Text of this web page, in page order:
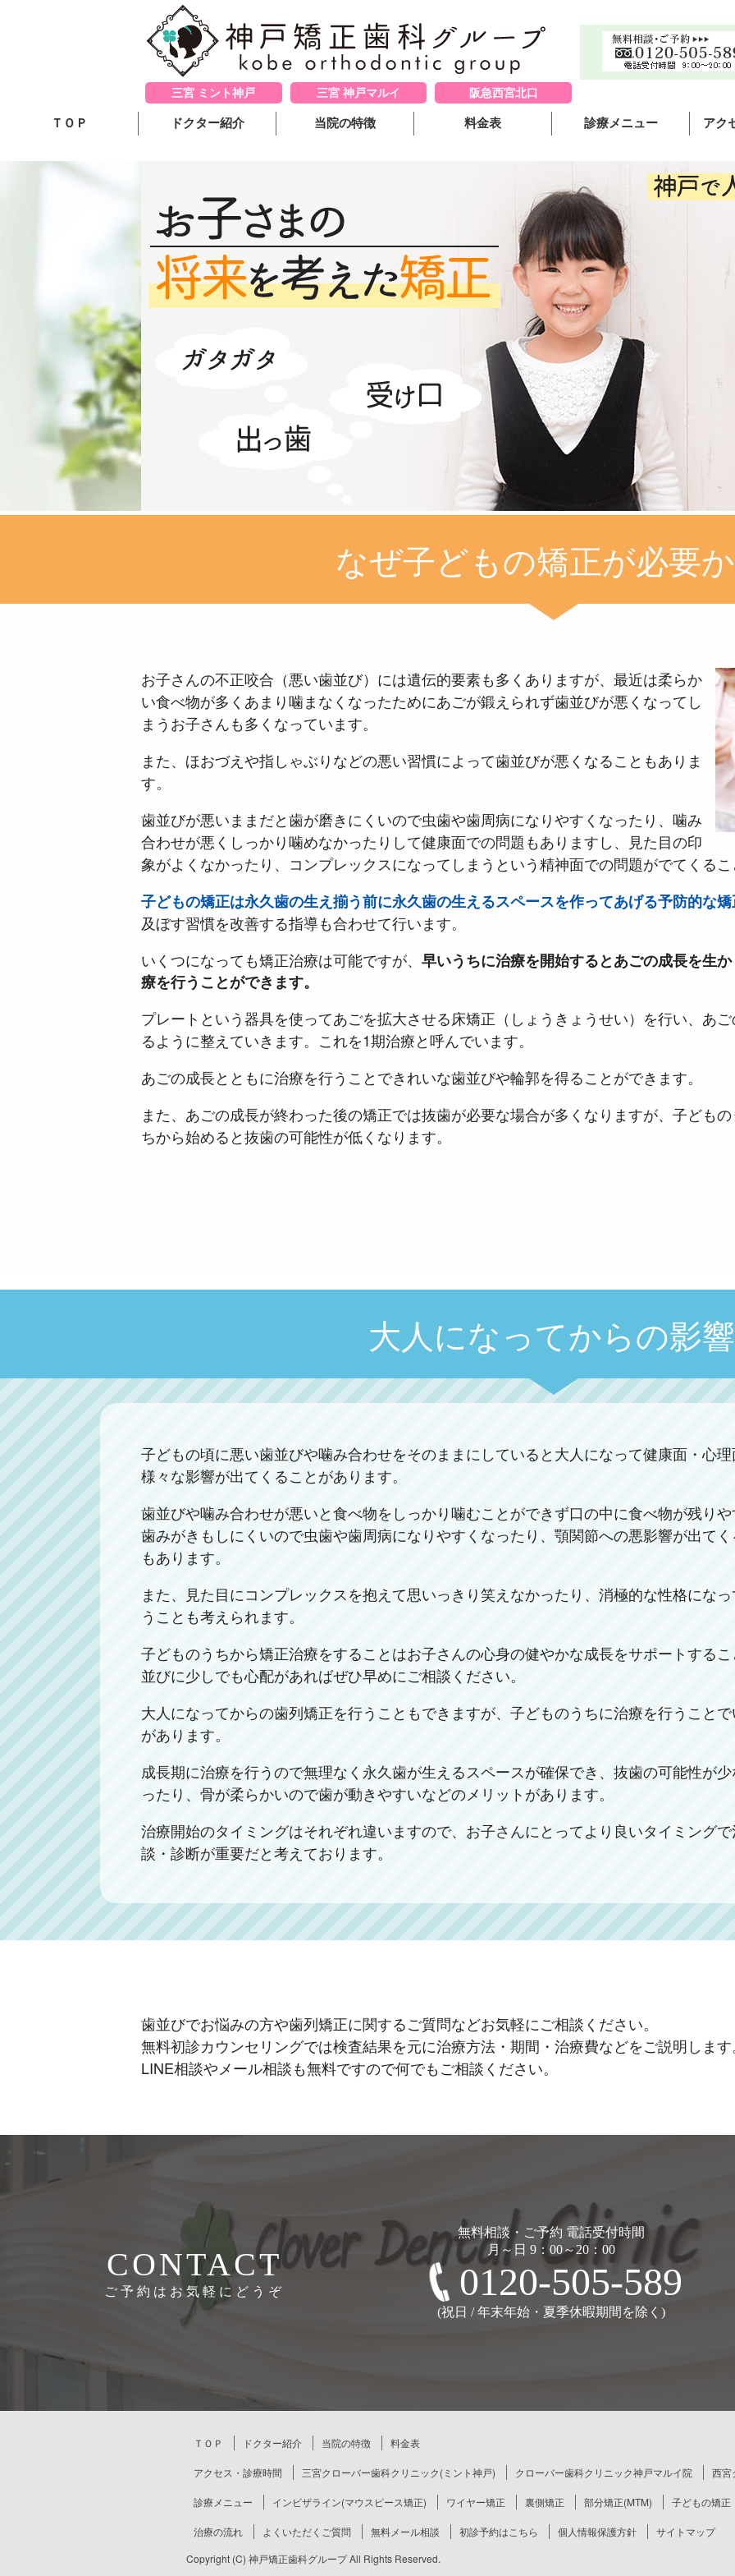
三宮 ミント神戸 三宮 神戸マルイ 阪急西宮北口
ＴＯＰ ドクター紹介 当院の特徴 料金表 診療メニュー
ワイヤー矯正
裏側矯正
部分矯正(MTM)
子どもの矯正
アク
クロ
なぜ子どもの矯正が必要
お子さんの不正咬合（悪い歯並び）には遺伝的要素も多くありますが、最近は柔らか
い食べ物が多くあまり噛まなくなったためにあごが鍛えられず歯並びが悪くなってし
まうお子さんも多くなっています。
また、ほおづえや指しゃぶりなどの悪い習慣によって歯並びが悪くなることもありま
す。
歯並びが悪いままだと歯が磨きにくいので虫歯や歯周病になりやすくなったり、噛み
合わせが悪くしっかり噛めなかったりして健康面での問題もありますし、見た目の印
象がよくなかったり、コンプレックスになってしまうという精神面での問題がでてくる
子どもの矯正は永久歯の生え揃う前に永久歯の生えるスペースを作ってあげる予防的な
及ぼす習慣を改善する指導も合わせて行います。
いくつになっても矯正治療は可能ですが、 早いうちに治療を開始するとあごの成長を生
療を行うことができます。
プレートという器具を使ってあごを拡大させる床矯正（しょうきょうせい）を行い、あ
るように整えていきます。これを1期治療と呼んでいます。
あごの成長とともに治療を行うことできれいな歯並びや輪郭を得ることができます。
また、あごの成長が終わった後の矯正では抜歯が必要な場合が多くなりますが、子ども
ちから始めると抜歯の可能性が低くなります。
大人になってからの影響
子どもの頃に悪い歯並びや噛み合わせをそのままにしていると大人になって健康面・心
様々な影響が出てくることがあります。
歯並びや噛み合わせが悪いと食べ物をしっかり噛むことができず口の中に食べ物が残り
歯みがきもしにくいので虫歯や歯周病になりやすくなったり、顎関節への悪影響が出て
もあります。
また、見た目にコンプレックスを抱えて思いっきり笑えなかったり、消極的な性格にな
うことも考えられます。
子どものうちから矯正治療をすることはお子さんの心身の健やかな成長をサポートする
並びに少しでも心配があればぜひ早めにご相談ください。
大人になってからの歯列矯正を行うこともできますが、子どものうちに治療を行うこと
があります。
成長期に治療を行うので無理なく永久歯が生えるスペースが確保でき、抜歯の可能性が
ったり、骨が柔らかいので歯が動きやすいなどのメリットがあります。
治療開始のタイミングはそれぞれ違いますので、お子さんにとってより良いタイミング
談・診断が重要だと考えております。
歯並びでお悩みの方や歯列矯正に関するご質問などお気軽にご相談ください。
無料初診カウンセリングでは検査結果を元に治療方法・期間・治療費などをご説明しま
LINE相談やメール相談も無料ですので何でもご相談ください。
CONTACT
ご予約はお気軽にどうぞ
無料相談・ご予約 電話受付時間
月～日 9：00～20：00
0120-505-589
(祝日 / 年末年始・夏季休暇期間を除く)
ＴＯＰ ドクター紹介 当院の特徴 料金表
アクセス・診療時間 三宮クローバー歯科クリニック(ミント神戸) クローバー歯科クリニック神戸マルイ院 西宮
診療メニュー インビザライン(マウスピース矯正) ワイヤー矯正 裏側矯正 部分矯正(MTM) 子どもの矯正
治療の流れ よくいただくご質問 無料メール相談 初診予約はこちら 個人情報保護方針
サイトマップ
Copyright (C) 神戸矯正歯科グループ All Rights Reserved.